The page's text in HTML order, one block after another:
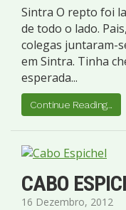
Sintra O repto foi
de todo o lado.
colegas juntaram-
em Sintra. Tinha
esperada...
Continue Reading...
CABO
16 Dezembro, 2012